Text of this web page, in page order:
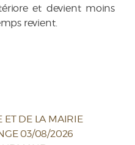
et devient moins
revient.
ET DE LA MAIRIE
03/08/2026